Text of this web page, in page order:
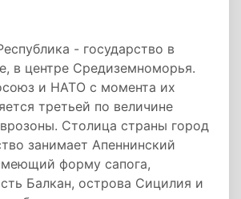
- государство в
в центре Средиземноморья.
и НАТО с момента их
третьей по величине
Столица страны город
занимает Апеннинский
форму сапога,
Балкан, острова Сицилия и